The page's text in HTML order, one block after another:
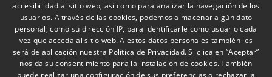
Particularidades del deber de
exhibición documental entre
partes
11/11/2025
SPANISH
ENGLISH
PORTUGUESE
accesibilidad al sitio web, así como para analizar la navegación de los
usuarios. A través de las cookies, podemos almacenar algún dato
personal, como su dirección IP, para identificarle como usuario cada
vez que acceda al sitio web. A estos datos personales también les
será de aplicación nuestra Política de Privacidad. Si clica en “Aceptar”
nos da su consentimiento para la instalación de cookies. También
puede realizar una configuración de sus preferencias o rechazar la